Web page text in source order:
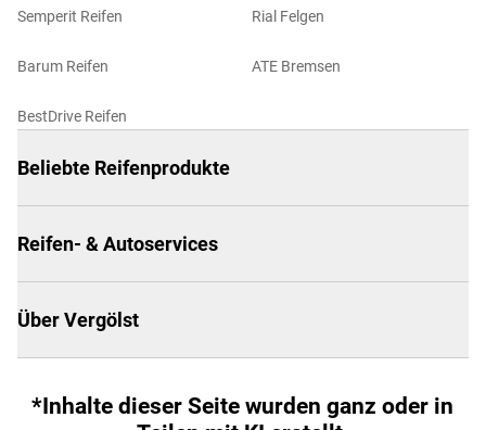
Semperit Reifen
Barum Reifen
BestDrive Reifen
Rial Felgen
ATE Bremsen
Beliebte Reifenprodukte
Reifen- & Autoservices
Über Vergölst
*Inhalte dieser Seite wurden ganz oder in